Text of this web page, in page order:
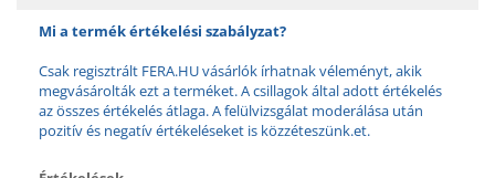
Mi a termék értékelési szabályzat?
Csak regisztrált FERA.HU vásárlók írhatnak véleményt, akik
megvásárolták ezt a terméket. A csillagok által adott értékelés
az összes értékelés átlaga. A felülvizsgálat moderálása után
pozitív és negatív értékeléseket is közzéteszünk.et.